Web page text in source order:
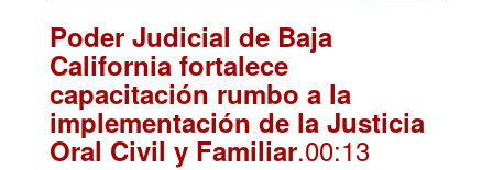
Poder Judicial de Baja
California fortalece
capacitación rumbo a la
implementación de la Justicia
Oral Civil y Familiar.00:13